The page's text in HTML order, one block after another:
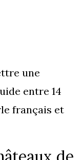
une
entre 14
français et